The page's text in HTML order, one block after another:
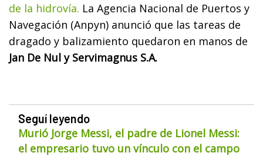
de la hidrovía. La Agencia Nacional de Puertos y
Navegación (Anpyn) anunció que las tareas de
dragado y balizamiento quedaron en manos de
Jan De Nul y Servimagnus S.A.
Seguí leyendo
Murió Jorge Messi, el padre de Lionel Messi:
el empresario tuvo un vínculo con el campo